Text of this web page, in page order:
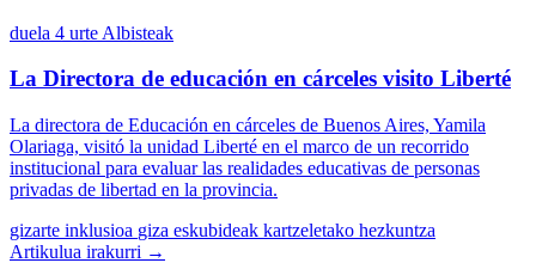
duela 4 urte Albisteak
La Directora de educación en cárceles visito Liberté
La directora de Educación en cárceles de Buenos Aires, Yamila
Olariaga, visitó la unidad Liberté en el marco de un recorrido
institucional para evaluar las realidades educativas de personas
privadas de libertad en la provincia.
gizarte inklusioa giza eskubideak kartzeletako hezkuntza
Artikulua irakurri →